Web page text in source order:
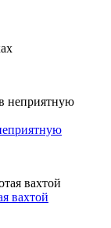
вахтой